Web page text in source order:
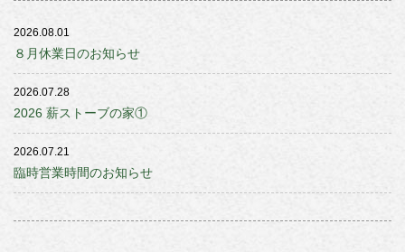
2026.08.01
８月休業日のお知らせ
2026.07.28
2026 薪ストーブの家①
2026.07.21
臨時営業時間のお知らせ